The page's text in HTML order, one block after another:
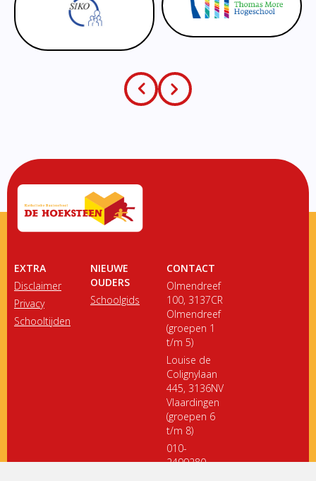
EXTRA
Disclaimer
Privacy
Schooltijden
NIEUWE
OUDERS
Schoolgids
CONTACT
Olmendreef
100, 3137CR
Olmendreef
(groepen 1
t/m 5)
Louise de
Colignylaan
445, 3136NV
Vlaardingen
(groepen 6
t/m 8)
010-
2499280